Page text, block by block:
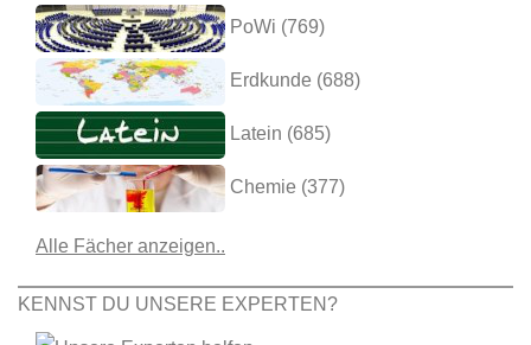
PoWi (769)
Erdkunde (688)
Latein (685)
Chemie (377)
Alle Fächer anzeigen..
KENNST DU UNSERE EXPERTEN?